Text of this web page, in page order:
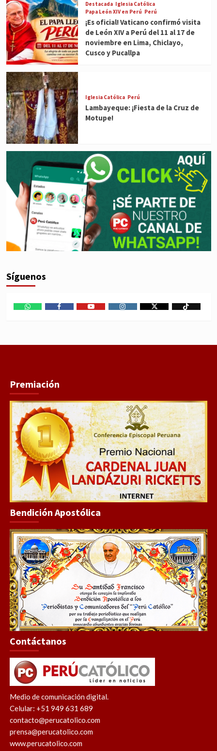
Destacada Iglesia Católica
Papa León XIV en Perú Perú
¡Es oficial! Vaticano confirmó visita
de León XIV a Perú del 11 al 17 de
noviembre en Lima, Chiclayo,
Cusco y Pucallpa
Iglesia Católica Perú
Lambayeque: ¡Fiesta de la Cruz de
Motupe!
Síguenos
Premiación
Bendición Apostólica
Contáctanos
Medio de comunicación digital.
Celular: +51 949 631 689
contacto@perucatolico.com
prensa@perucatolico.com
www.perucatolico.com